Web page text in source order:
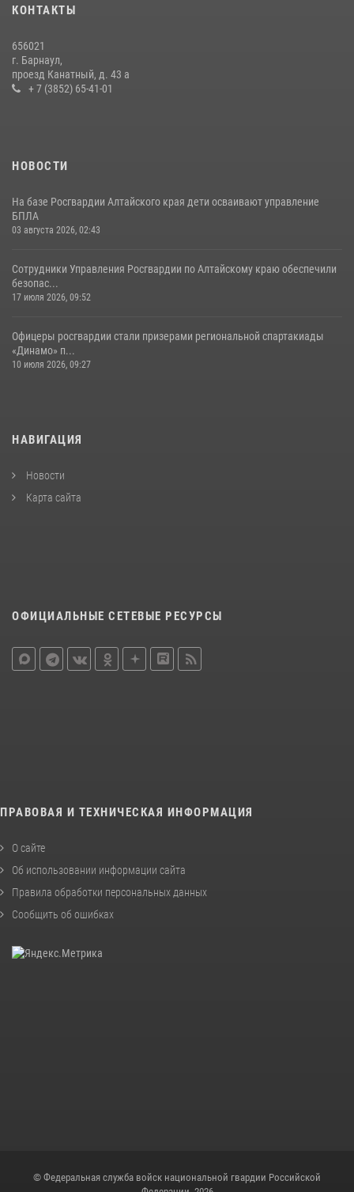
КОНТАКТЫ
656021
г. Барнаул,
проезд Канатный, д. 43 а
+ 7 (3852) 65-41-01
НОВОСТИ
На базе Росгвардии Алтайского края дети осваивают управление
БПЛА
03 августа 2026, 02:43
Сотрудники Управления Росгвардии по Алтайскому краю обеспечили
безопас...
17 июля 2026, 09:52
Офицеры росгвардии стали призерами региональной спартакиады
«Динамо» п...
10 июля 2026, 09:27
НАВИГАЦИЯ
Новости
Карта сайта
ОФИЦИАЛЬНЫЕ СЕТЕВЫЕ РЕСУРСЫ
ПРАВОВАЯ И ТЕХНИЧЕСКАЯ ИНФОРМАЦИЯ
О сайте
Об использовании информации сайта
Правила обработки персональных данных
Сообщить об ошибках
© Федеральная служба войск национальной гвардии Российской